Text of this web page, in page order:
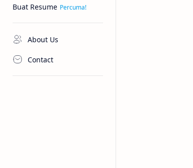
Buat Resume
About Us
Contact